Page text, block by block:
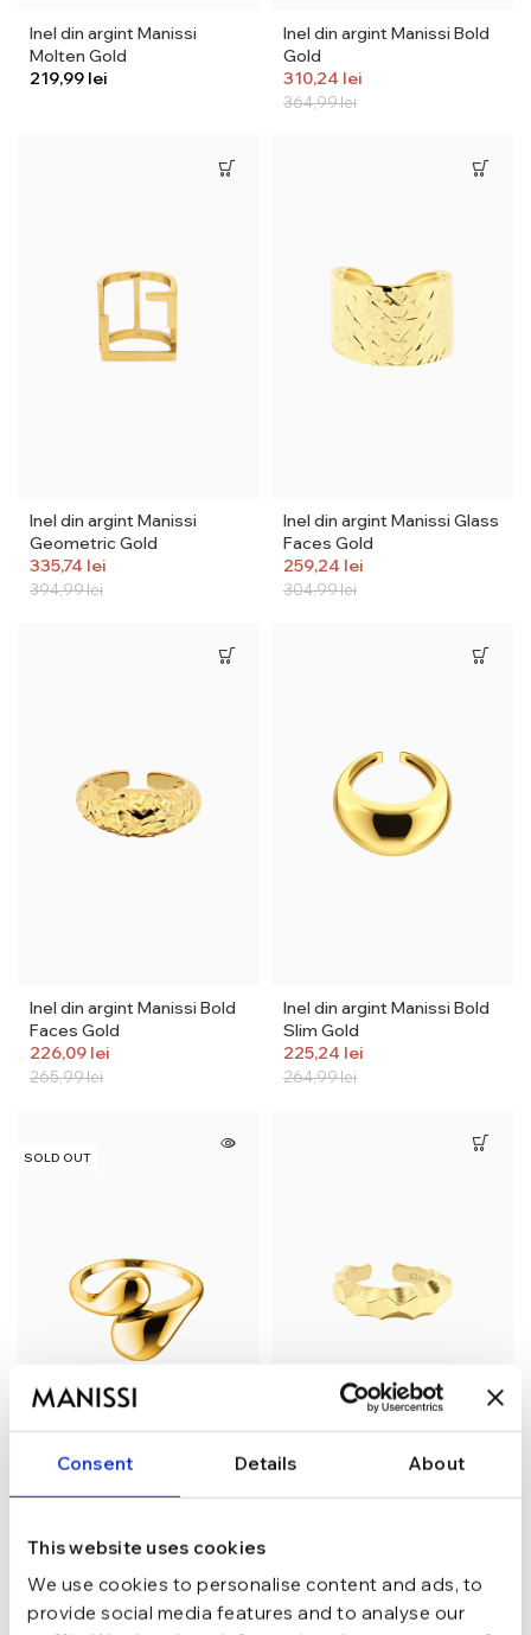
Consent Details About
This website uses cookies
We use cookies to personalise content and ads, to
provide social media features and to analyse our
Inel din argint Manissi
Molten Gold
lei
Inel din argint Manissi Bold
Gold
364,99lei
310,24 lei
Inel din argint Manissi
Geometric Gold
394,99lei
335,74 lei
Inel din argint Manissi Glass
Faces Gold
304,99lei
259,24 lei
Inel din argint Manissi Bold
Faces Gold
265,99lei
226,09 lei
Inel din argint Manissi Bold
Slim Gold
264,99lei
225,24 lei
SOLD OUT
Inel din argint Manissi
178,49lei
Inel din argint Manissi